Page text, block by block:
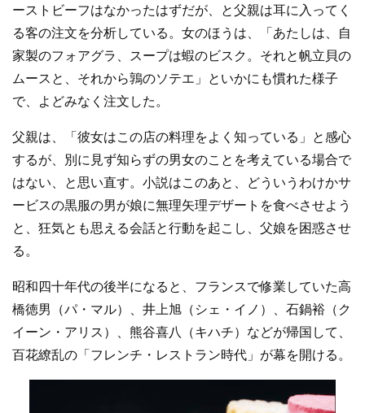
ーストビーフはなかったはずだが、と父親は耳に入ってく
る客の注文を分析している。女のほうは、「あたしは、自
家製のフォアグラ、スープは蝦のビスク。それと帆立貝の
ムースと、それから鶉のソテエ」といかにも慣れた様子
で、よどみなく注文した。
父親は、「彼女はこの店の料理をよく知っている」と感心
するが、別に見ず知らずの男女のことを考えている場合で
はない、と思い直す。小説はこのあと、どういうわけかサ
ービスの黒服の男が娘に無理矢理デザートを食べさせよう
と、狂気とも思える会話と行動を起こし、父娘を困惑させ
る。
昭和四十年代の後半になると、フランスで修業していた高
橋徳男（パ・マル）、井上旭（シェ・イノ）、石鍋裕（ク
イーン・アリス）、熊谷喜八（キハチ）などが帰国して、
百花繚乱の「フレンチ・レストラン時代」が幕を開ける。